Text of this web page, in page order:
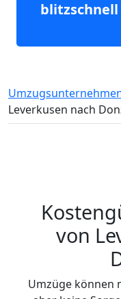
Leverkusen nach
von
Umzüge können